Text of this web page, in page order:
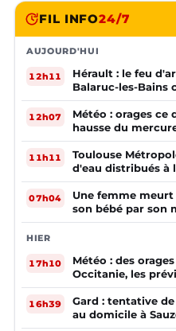
FIL INFO24/7
AUJOURD'HUI
12h11
Hérault : le feu
Balaruc-les-Bains
12h07
Météo : orages ce
hausse du
11h11
Toulouse
d'eau distribués à
07h04
Une femme
son bébé par son
HIER
17h10
Météo : des
Occitanie, les
16h39
Gard : tentative
au domicile à